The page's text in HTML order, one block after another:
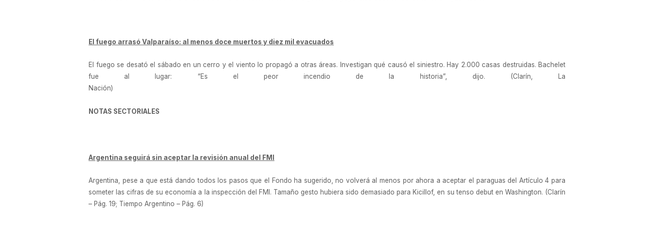
El fuego arrasó Valparaíso: al menos doce muertos y diez mil evacuados
El fuego se desató el sábado en un cerro y el viento lo propagó a otras áreas. Investigan qué causó el siniestro. Hay 2.000 casas destruidas. Bachelet
fue al lugar: “Es el peor incendio de la historia”, dijo. (Clarín, La
NOTAS SECTORIALES
Argentina seguirá sin aceptar la revisión anual del FMI
Argentina, pese a que está dando todos los pasos que el Fondo ha sugerido, no volverá al menos por ahora a aceptar el paraguas del Artículo 4 para
someter las cifras de su economía a la inspección del FMI. Tamaño gesto hubiera sido demasiado para Kicillof, en su tenso debut en Washington. (Clarín
– Pág. 19; Tiempo Argentino – Pág. 6)